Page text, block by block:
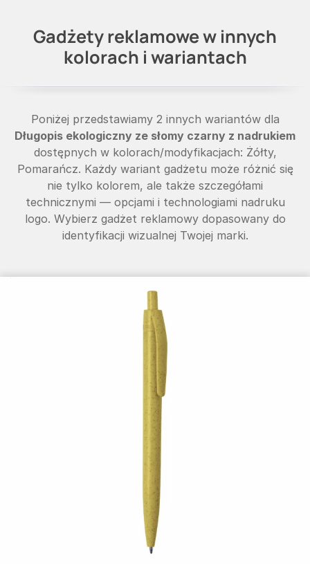
Gadżety reklamowe w innych
kolorach i wariantach
Poniżej przedstawiamy 2 innych wariantów dla
Długopis ekologiczny ze słomy czarny z nadrukiem
dostępnych w kolorach/modyfikacjach: Żółty,
Pomarańcz. Każdy wariant gadżetu może różnić się
nie tylko kolorem, ale także szczegółami
technicznymi — opcjami i technologiami nadruku
logo. Wybierz gadżet reklamowy dopasowany do
identyfikacji wizualnej Twojej marki.